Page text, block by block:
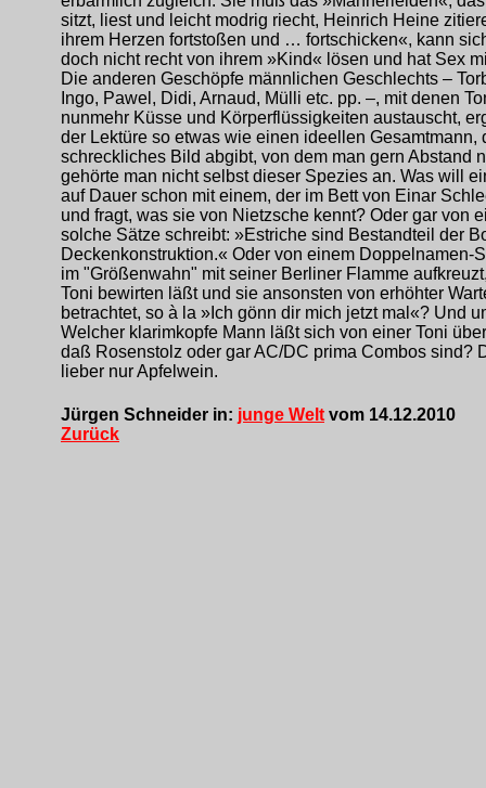
sitzt, liest und leicht modrig riecht, Heinrich Heine
ihrem Herzen fortstoßen und … fortschicken«, kann
doch nicht recht von ihrem »Kind« lösen und hat Sex
Die anderen Geschöpfe männlichen Geschlechts –
Ingo, Pawel, Didi, Arnaud, Mülli etc. pp. –, mit denen
nunmehr Küsse und Körperflüssigkeiten austauscht,
der Lektüre so etwas wie einen ideellen Gesamtmann,
schreckliches Bild abgibt, von dem man gern Abstand
gehörte man nicht selbst dieser Spezies an. Was will
auf Dauer schon mit einem, der im Bett von Einar
und fragt, was sie von Nietzsche kennt? Oder gar von
solche Sätze schreibt: »Estriche sind Bestandteil der
Deckenkonstruktion.« Oder von einem Doppelnamen-
im "Größenwahn" mit seiner Berliner Flamme
Toni bewirten läßt und sie ansonsten von erhöhter
betrachtet, so à la »Ich gönn dir mich jetzt mal«? Und
Welcher klarimkopfe Mann läßt sich von einer Toni
daß Rosenstolz oder gar AC/DC prima Combos sind?
lieber nur Apfelwein.
Jürgen Schneider in: junge Welt vom 14.12.2010
Zurück